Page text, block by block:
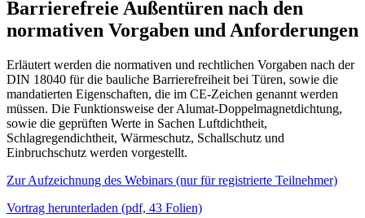
Barrierefreie Außentüren nach den
normativen Vorgaben und Anforderungen
Erläutert werden die normativen und rechtlichen Vorgaben nach der
DIN 18040 für die bauliche Barrierefreiheit bei Türen, sowie die
mandatierten Eigenschaften, die im CE-Zeichen genannt werden
müssen. Die Funktionsweise der Alumat-Doppelmagnetdichtung,
sowie die geprüften Werte in Sachen Luftdichtheit,
Schlagregendichtheit, Wärmeschutz, Schallschutz und
Einbruchschutz werden vorgestellt.
Zur Aufzeichnung des Webinars (nur für registrierte Teilnehmer)
Vortrag herunterladen (pdf, 43 Folien)